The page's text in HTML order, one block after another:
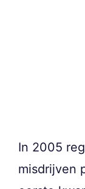
In 2005
misdrijven